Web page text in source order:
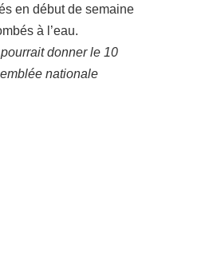
en début de semaine
à l’eau.
donner le 10
nationale